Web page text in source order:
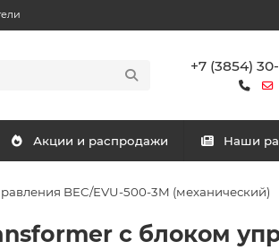
+7 (3854)
Акции и распродажи Наши
BEC/EVU-500-3M (механический)
с блоком